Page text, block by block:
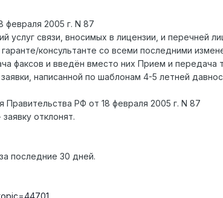
февраля 2005 г. N 87
услуг связи, вносимых в лицензии, и перечней
консультанте со всеми последними
факсов и введён вместо них Прием и
написанной по шаблонам 4-5 летней
РФ от 18 февраля 2005 г. N 87
отклонят.
последние 30 дней.